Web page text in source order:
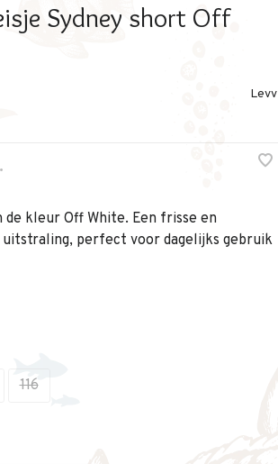
Sydney short Off
Levv
•
kleur Off White. Een frisse en
perfect voor dagelijks gebruik
116